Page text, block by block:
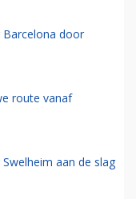
Barcelona door
route vanaf
aan de slag